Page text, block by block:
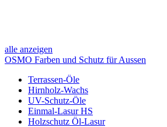
alle anzeigen
OSMO Farben und Schutz für Aussen
Terrassen-Öle
Hirnholz-Wachs
UV-Schutz-Öle
Einmal-Lasur HS
Holzschutz Öl-Lasur